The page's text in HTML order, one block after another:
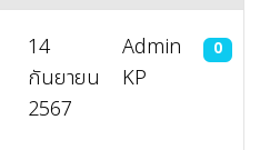
14
กันยายน
2567
Admin
KP
0